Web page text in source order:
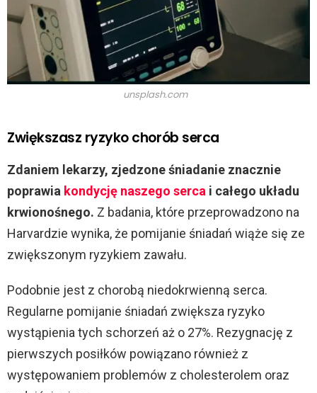
unsplash.com
Zwiększasz ryzyko chorób serca
Zdaniem lekarzy, zjedzone śniadanie znacznie
poprawia kondycję naszego serca i całego układu
krwionośnego. Z badania, które przeprowadzono na
Harvardzie wynika, że pomijanie śniadań wiąże się ze
zwiększonym ryzykiem zawału.
Podobnie jest z chorobą niedokrwienną serca.
Regularne pomijanie śniadań zwiększa ryzyko
wystąpienia tych schorzeń aż o 27%. Rezygnację z
pierwszych posiłków powiązano również z
występowaniem problemów z cholesterolem oraz